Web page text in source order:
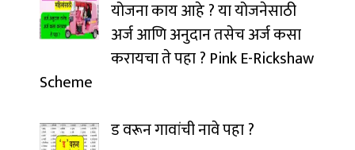
योजना काय आहे ? या योजनेसाठी
अर्ज आणि अनुदान तसेच अर्ज कसा
करायचा ते पहा ? Pink E-Rickshaw
Scheme
ड वरून गावांची नावे पहा ?